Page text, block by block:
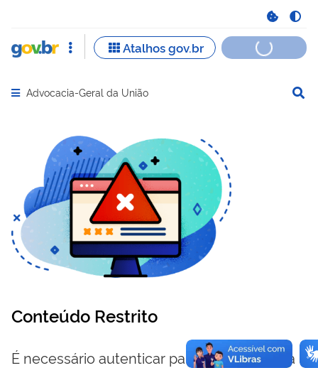
Abrir menu principal de navegação
Advocacia-Geral da União
Conteúdo Restrito
É necessário autenticar para visualizar essa